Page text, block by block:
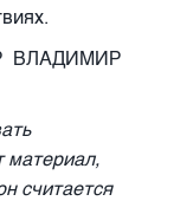
ВЛАДИМИР
материал,
считается